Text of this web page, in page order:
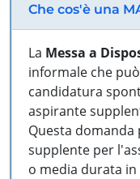
Che cos'è una
La Messa a
informale che
candidatura
aspirante
Questa
supplente per
o media durata